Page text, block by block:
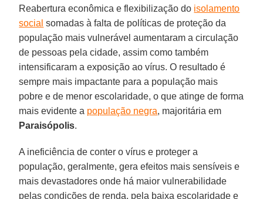
Reabertura econômica e flexibilização do isolamento
social somadas à falta de políticas de proteção da
população mais vulnerável aumentaram a circulação
de pessoas pela cidade, assim como também
intensificaram a exposição ao vírus. O resultado é
sempre mais impactante para a população mais
pobre e de menor escolaridade, o que atinge de forma
mais evidente a população negra, majoritária em
Paraisópolis.
A ineficiência de conter o vírus e proteger a
população, geralmente, gera efeitos mais sensíveis e
mais devastadores onde há maior vulnerabilidade
pelas condições de renda, pela baixa escolaridade e